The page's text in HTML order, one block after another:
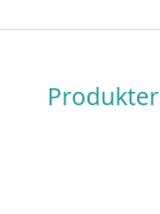
Produkter